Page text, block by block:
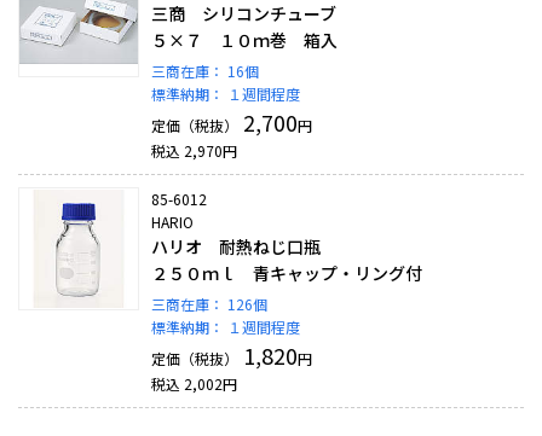
三商 シリコンチューブ
５×７ １０ｍ巻 箱入
三商在庫： 16個
標準納期：
１週間程度
定価（税抜）
2,700円
税込 2,970円
85-6012
HARIO
ハリオ 耐熱ねじ口瓶
２５０ｍｌ 青キャップ・リング付
三商在庫： 126個
標準納期：
１週間程度
定価（税抜）
1,820円
税込 2,002円